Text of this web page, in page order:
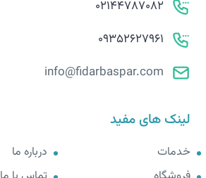
02144787082
09352627961
info@fidarbaspar.com
لینک های مفید
خدمات
درباره ما